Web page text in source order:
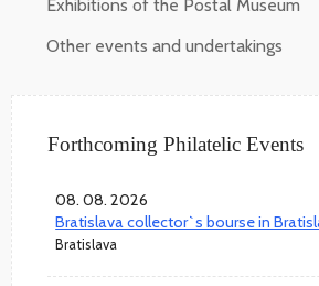
Exhibitions of the Postal Museum
Other events and undertakings
Forthcoming Philatelic Events
08. 08. 2026
Bratislava collector`s bourse in
Bratislava